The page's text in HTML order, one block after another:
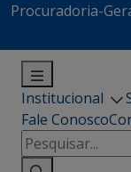
Procuradoria-
Institucional
Fale Conosco
Pesquisar
por: